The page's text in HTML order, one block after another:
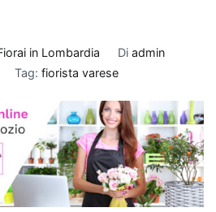
in Lombardia Di admin
Tag: fiorista varese
regalo
per
un
nuovo
appartamento,